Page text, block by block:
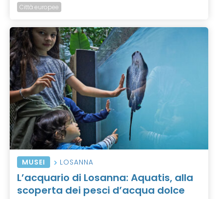
Città europee
MUSEI LOSANNA
L’acquario di Losanna: Aquatis, alla
scoperta dei pesci d’acqua dolce